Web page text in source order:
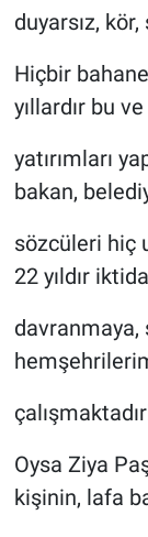
duyarsız,
Hiçbir
yıllardır bu
yatırımları
bakan,
sözcüleri hiç
22 yıldır
Oysa Ziya
kişinin, lafa